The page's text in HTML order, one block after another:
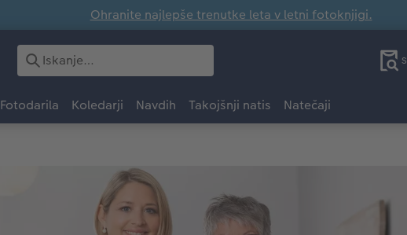
Ohranite najlepše trenutke leta v letni fotoknjigi.
Fotodarila Koledarji Navdih Takojšnji natis Natečaji